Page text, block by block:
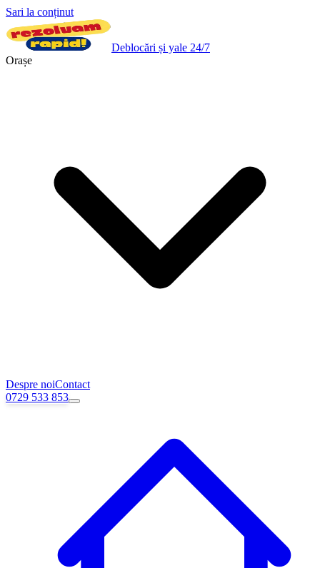
Sari la conținut
Deblocări și yale 24/7
Orașe
Despre noiContact
0729 533 853